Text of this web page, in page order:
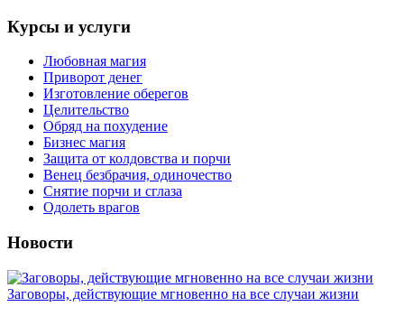
Курсы и услуги
Любовная магия
Приворот денег
Изготовление оберегов
Целительство
Обряд на похудение
Бизнес магия
Защита от колдовства и порчи
Венец безбрачия, одиночество
Снятие порчи и сглаза
Одолеть врагов
Новости
Заговоры, действующие мгновенно на все случаи жизни